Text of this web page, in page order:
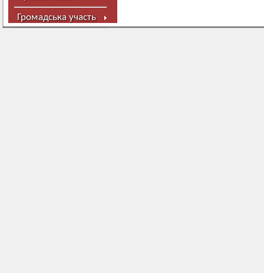
Громадська участь